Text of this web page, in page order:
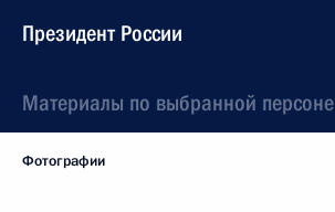
Президент России
Материалы по выбранной персоне
Фотографии